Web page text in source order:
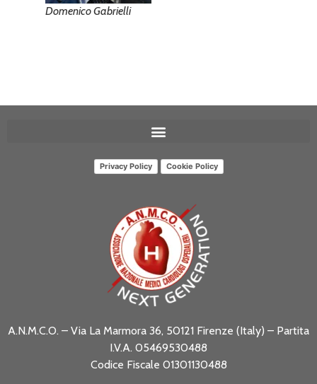
Domenico Gabrielli
Privacy Policy Cookie Policy
A.N.M.C.O. – Via La Marmora 36, 50121 Firenze (Italy) – Partita
I.V.A. 05469530488
Codice Fiscale 01301130488